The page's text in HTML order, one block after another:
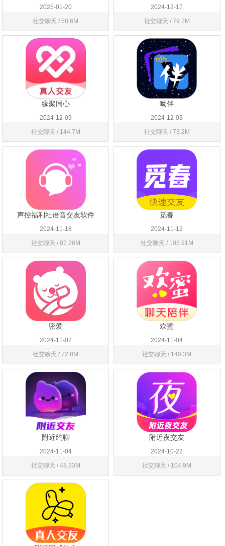
2025-01-20
社交聊天 / 58.6M
2024-12-17
社交聊天 / 79.7M
缘聚同心
2024-12-09
社交聊天 / 144.7M
呦伴
2024-12-03
社交聊天 / 73.2M
声控福利社语音交友软件
2024-11-18
社交聊天 / 87.26M
觅春
2024-11-12
社交聊天 / 105.91M
密爱
2024-11-07
社交聊天 / 72.8M
欢蜜
2024-11-04
社交聊天 / 140.3M
附近约聊
2024-11-04
社交聊天 / 48.33M
附近夜交友
2024-10-22
社交聊天 / 104.9M